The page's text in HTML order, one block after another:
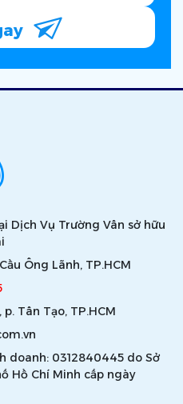
Dịch Vụ Trường Vân sở hữu
Ông Lãnh, TP.HCM
Tân Tạo, TP.HCM
doanh: 0312840445 do Sở
Hồ Chí Minh cấp ngày